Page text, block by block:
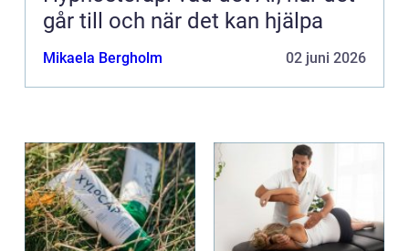
går till och när det kan hjälpa
Mikaela Bergholm 02 juni 2026